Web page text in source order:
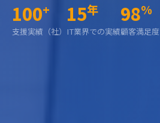
100+
支援実績（社）
15年
IT業界での実績
98%
顧客満足度